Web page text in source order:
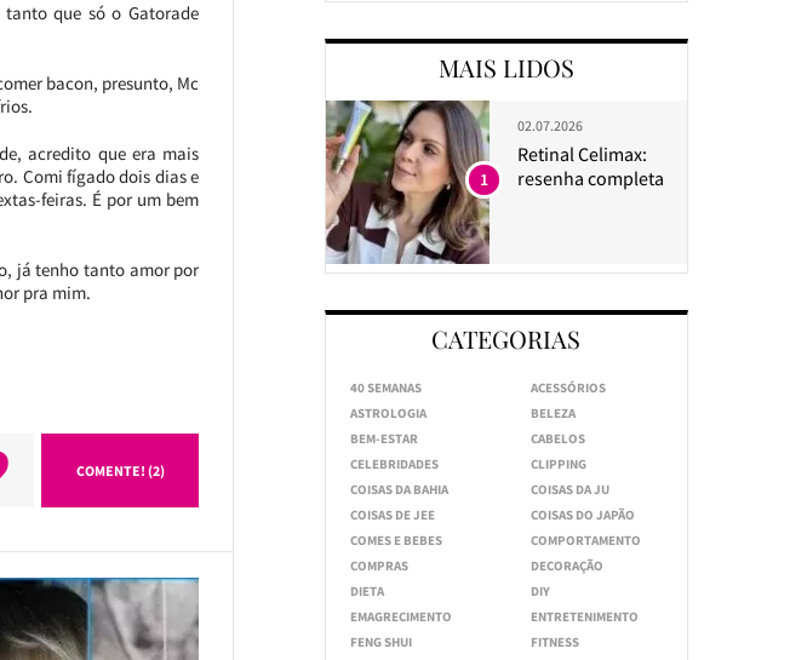
que só o Gatorade
bacon, presunto, Mc
acredito que era mais
Comi fígado dois dias e
feiras. É por um bem
já tenho tanto amor por
pra mim.
COMENTE! (2)
MAIS LIDOS
02.07.2026
Retinal Celimax:
resenha completa
1
CATEGORIAS
40 SEMANAS
ACESSÓRIOS
ASTROLOGIA
BELEZA
BEM-ESTAR
CABELOS
CELEBRIDADES
CLIPPING
COISAS DA BAHIA
COISAS DA JU
COISAS DE JEE
COISAS DO JAPÃO
COMES E BEBES
COMPORTAMENTO
COMPRAS
DECORAÇÃO
DIETA
DIY
EMAGRECIMENTO
ENTRETENIMENTO
FENG SHUI
FITNESS